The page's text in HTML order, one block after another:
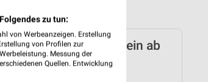
für Neuenstein ab
zu tun:
von Werbeanzeigen. Erstellung
von Profilen zur
Messung der
Quellen. Entwicklung